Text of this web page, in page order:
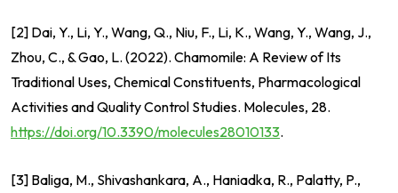
[2] Dai, Y., Li, Y., Wang, Q., Niu, F., Li, K., Wang, Y., Wang, J.,
Zhou, C., & Gao, L. (2022). Chamomile: A Review of Its
Traditional Uses, Chemical Constituents, Pharmacological
Activities and Quality Control Studies. Molecules, 28.
https://doi.org/10.3390/molecules28010133.
[3] Baliga, M., Shivashankara, A., Haniadka, R., Palatty, P.,